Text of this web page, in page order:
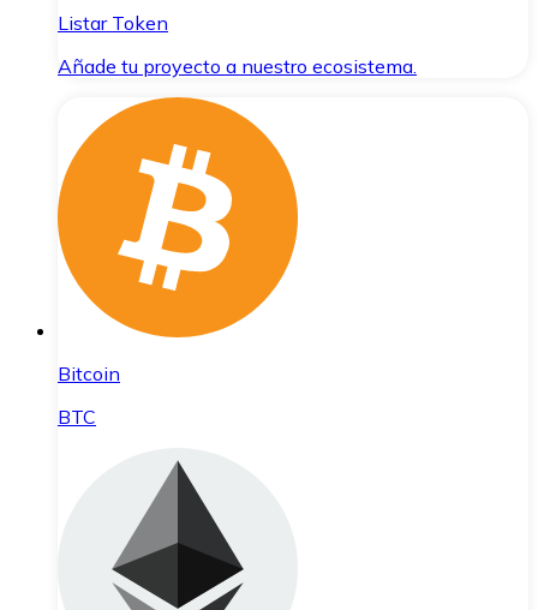
Listar Token
Añade tu proyecto a nuestro ecosistema.
Bitcoin
BTC